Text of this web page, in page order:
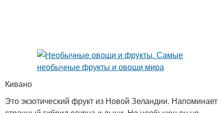
Кивано
Это экзотический фрукт из Новой Зеландии. Напоминает